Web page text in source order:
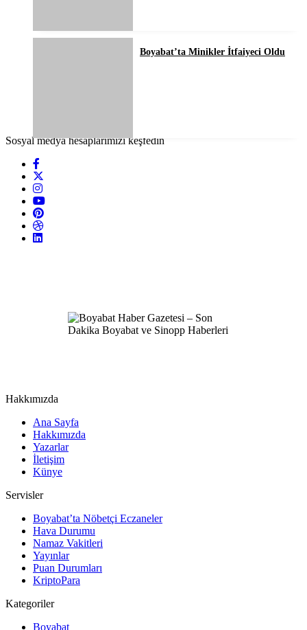
Boyabat’ta Minikler İtfaiyeci Oldu
Sosyal medya hesaplarımızı keşfedin
Hakkımızda
Ana Sayfa
Hakkımızda
Yazarlar
İletişim
Künye
Servisler
Boyabat’ta Nöbetçi Eczaneler
Hava Durumu
Namaz Vakitleri
Yayınlar
Puan Durumları
KriptoPara
Kategoriler
Boyabat